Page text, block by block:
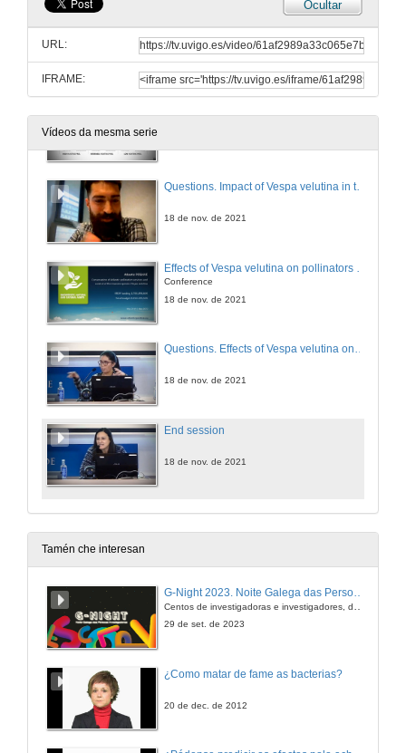
Ocultar
URL:
IFRAME:
Vídeos da mesma serie
18 de nov. de 2021
Questions. Impact of Vespa velutina in the prevalence of endo and ectoparasites in experimental apiaries in Galiza (Iberian Peninsula)
18 de nov. de 2021
Conference
18 de nov. de 2021
Questions. Effects of Vespa velutina on pollinators and ecosystem services
18 de nov. de 2021
End session
18 de nov. de 2021
Tamén che interesan
G-Night 2023. Noite Galega das Persoas Investigadoras. Conciencias creativas
29 de set. de 2023
¿Como matar de fame as bacterias?
20 de dec. de 2012